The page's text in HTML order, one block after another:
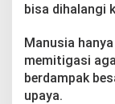
bisa dihalangi
Manusia
memitigasi
berdampak
upaya.